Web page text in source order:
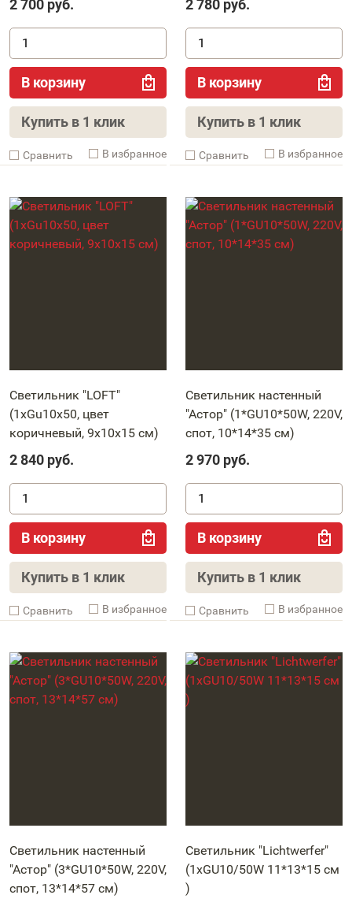
2 700 руб.
В корзину
Купить в 1 клик
Cравнить В избранное
2 780 руб.
В корзину
Купить в 1 клик
Cравнить В избранное
Светильник "LOFT"
(1xGu10x50, цвет
коричневый, 9x10x15 см)
2 840 руб.
В корзину
Купить в 1 клик
Cравнить В избранное
Светильник настенный
"Астор" (1*GU10*50W, 220V,
спот, 10*14*35 cм)
2 970 руб.
В корзину
Купить в 1 клик
Cравнить В избранное
Светильник настенный
"Астор" (3*GU10*50W, 220V,
спот, 13*14*57 cм)
Светильник "Lichtwerfer"
(1xGU10/50W 11*13*15 см
)